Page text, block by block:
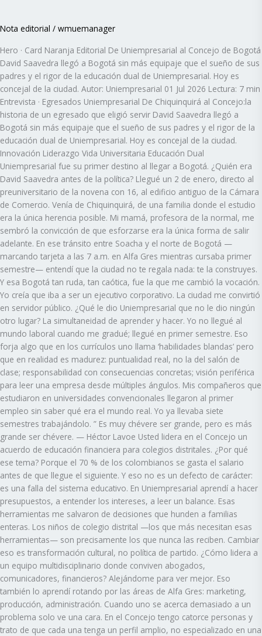
Nota editorial / wmuemanager
Hero · Card Naranja Editorial De Uniempresarial al Concejo de Bogotá
David Saavedra llegó a Bogotá sin más equipaje que el sueño de sus
padres y el rigor de la educación dual de Uniempresarial. Hoy es
concejal de la ciudad. Autor: Uniempresarial 01 Jul 2026 Lectura: 7 min
Entrevista · Egresados Uniempresarial De Chiquinquirá al Concejo:la
historia de un egresado que eligió servir David Saavedra llegó a
Bogotá sin más equipaje que el sueño de sus padres y el rigor de la
educación dual de Uniempresarial. Hoy es concejal de la ciudad.
Innovación Liderazgo Vida Universitaria Educación Dual
Uniempresarial fue su primer destino al llegar a Bogotá. ¿Quién era
David Saavedra antes de la política? Llegué un 2 de enero, directo al
preuniversitario de la novena con 16, al edificio antiguo de la Cámara
de Comercio. Venía de Chiquinquirá, de una familia donde el estudio
era la única herencia posible. Mi mamá, profesora de la normal, me
sembró la convicción de que esforzarse era la única forma de salir
adelante. En ese tránsito entre Soacha y el norte de Bogotá —
marcando tarjeta a las 7 a.m. en Alfa Gres mientras cursaba primer
semestre— entendí que la ciudad no te regala nada: te la construyes.
Y esa Bogotá tan ruda, tan caótica, fue la que me cambió la vocación.
Yo creía que iba a ser un ejecutivo corporativo. La ciudad me convirtió
en servidor público. ¿Qué le dio Uniempresarial que no le dio ningún
otro lugar? La simultaneidad de aprender y hacer. Yo no llegué al
mundo laboral cuando me gradué; llegué en primer semestre. Eso
forja algo que en los currículos uno llama ‘habilidades blandas’ pero
que en realidad es madurez: puntualidad real, no la del salón de
clase; responsabilidad con consecuencias concretas; visión periférica
para leer una empresa desde múltiples ángulos. Mis compañeros que
estudiaron en universidades convencionales llegaron al primer
empleo sin saber qué era el mundo real. Yo ya llevaba siete
semestres trabajándolo. ” Es muy chévere ser grande, pero es más
grande ser chévere. — Héctor Lavoe Usted lidera en el Concejo un
acuerdo de educación financiera para colegios distritales. ¿Por qué
ese tema? Porque el 70 % de los colombianos se gasta el salario
antes de que llegue el siguiente. Y eso no es un defecto de carácter:
es una falla del sistema educativo. En Uniempresarial aprendí a hacer
presupuestos, a entender los intereses, a leer un balance. Esas
herramientas me salvaron de decisiones que hunden a familias
enteras. Los niños de colegio distrital —los que más necesitan esas
herramientas— son precisamente los que nunca las reciben. Cambiar
eso es transformación cultural, no política de partido. ¿Cómo lidera a
un equipo multidisciplinario donde conviven abogados,
comunicadores, financieros? Alejándome para ver mejor. Eso
también lo aprendí rotando por las áreas de Alfa Gres: marketing,
producción, administración. Cuando uno se acerca demasiado a un
problema solo ve una cara. En el Concejo tengo catorce personas y
trato de que cada una tenga un perfil amplio, no especializado en una